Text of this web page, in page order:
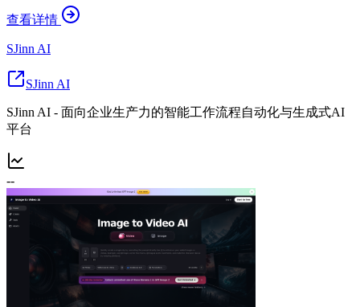
查看详情
SJinn AI
SJinn AI
SJinn AI - 面向企业生产力的智能工作流程自动化与生成式AI
平台
--